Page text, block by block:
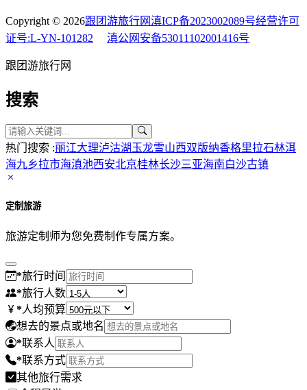
Copyright © 2026跟团游旅行网滇ICP备2023002089号经营许可
证号:L-YN-101282
滇公网安备53011102001416号
跟团游旅行网
搜索
热门搜索 :丽江大理泸沽湖 玉龙雪山西双版纳香格里拉石林洱
海九乡拉市海滇池西安北京桂林长沙三亚海南白沙古镇
定制旅游
旅游定制师为您免费制作专属方案。
*旅行时间
*旅行人数
*人均预算
想去的景点或地名
*联系人
*联系方式
其他旅行需求